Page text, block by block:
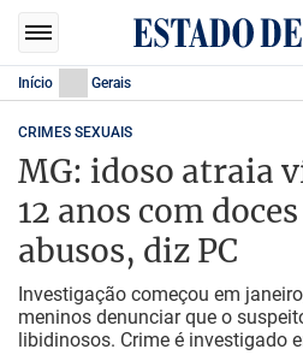
Início Gerais
CRIMES SEXUAIS
MG: idoso atraia
12 anos com
abusos, diz PC
Investigação começou em
meninos denunciar que o
libidinosos. Crime é investigado